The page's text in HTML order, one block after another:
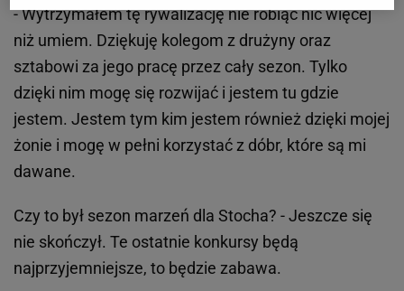
- Wytrzymałem tę rywalizację nie robiąc nic więcej
niż umiem. Dziękuję kolegom z drużyny oraz
sztabowi za jego pracę przez cały sezon. Tylko
dzięki nim mogę się rozwijać i jestem tu gdzie
jestem. Jestem tym kim jestem również dzięki mojej
żonie i mogę w pełni korzystać z dóbr, które są mi
dawane.
Czy to był sezon marzeń dla Stocha? - Jeszcze się
nie skończył. Te ostatnie konkursy będą
najprzyjemniejsze, to będzie zabawa.